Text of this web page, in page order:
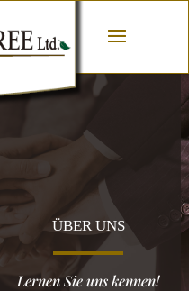
ÜBER UNS
Lernen Sie uns kennen!